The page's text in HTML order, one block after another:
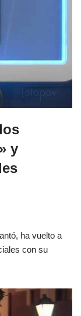
y
ha vuelto a
con su